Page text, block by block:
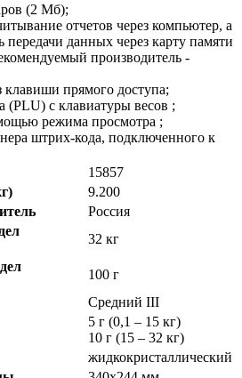
(2 Мб);
отчетов через компьютер, а
передачи данных через карту памяти
производитель -
клавиши прямого доступа;
(PLU) с клавиатуры весов ;
режима просмотра ;
штрих-кода, подключенного к
15857
9.200
Россия
32 кг
100 г
Средний III
5 г (0,1 – 15 кг)
10 г (15 – 32 кг)
жидкокристаллический